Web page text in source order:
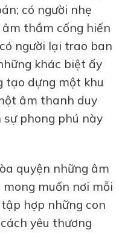
có người nhẹ
âm thầm cống hiến
người lại trao ban
khác biệt ấy
tạo dựng một khu
âm thanh duy
phong phú này
quyện những âm
muốn nơi mỗi
hợp những con
yêu thương